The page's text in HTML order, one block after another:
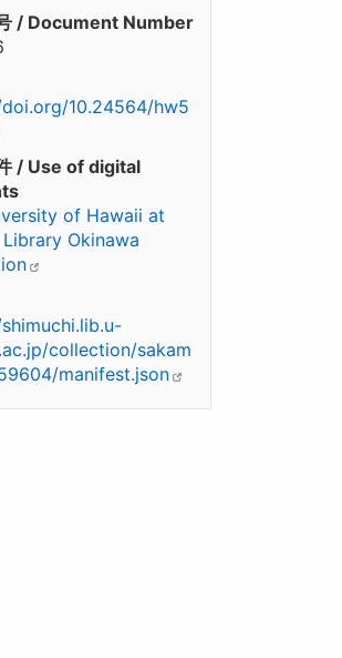
/ Document Number
10.24564/hw5
/ Use of digital
of Hawaii at
Okinawa
collection/sakam
manifest.json